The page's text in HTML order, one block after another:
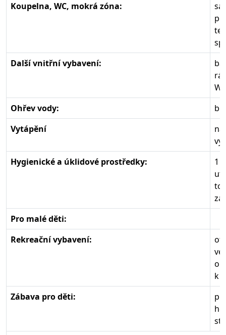
Koupelna, WC, mokrá zóna:
Další vnitřní vybavení:
Ohřev vody:
Vytápění
Hygienické a úklidové prostředky:
1
Pro malé děti:
Rekreační vybavení:
k
Zábava pro děti: